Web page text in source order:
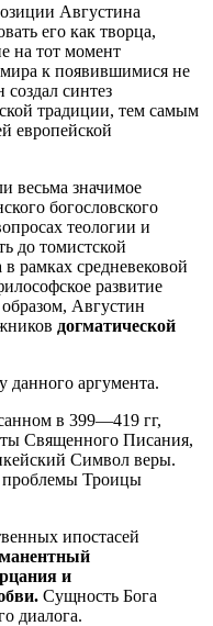
Августина
его как творца,
на тот момент
к появившимися не
синтез
традиции, тем самым
европейской
весьма значимое
богословского
теологии и
до томистской
рамках средневековой
развитие
Августин
догматической
аргумента.
в 399—419 гг,
Священного Писания,
Символ веры.
Троицы
ипостасей
и
Сущность Бога
диалога.